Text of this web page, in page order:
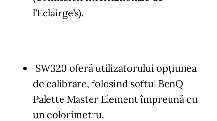
l’Eclairge’s).
SW320 oferă utilizatorului opţiunea
de calibrare, folosind softul BenQ
Palette Master Element împreună cu
un colorimetru.